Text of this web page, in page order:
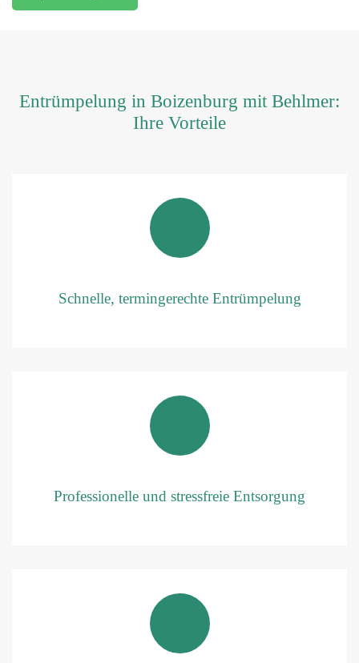
Entrümpelung in Boizenburg mit Behlmer:
Ihre Vorteile
Schnelle, termingerechte Entrümpelung
Professionelle und stressfreie Entsorgung